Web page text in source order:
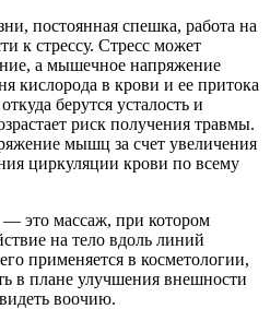
постоянная спешка, работа на
к стрессу. Стресс может
а мышечное напряжение
кислорода в крови и ее притока
берутся усталость и
риск получения травмы.
мышц за счет увеличения
циркуляции крови по всему
— это массаж, при котором
на тело вдоль линий
применяется в косметологии,
в плане улучшения внешности
воочию.